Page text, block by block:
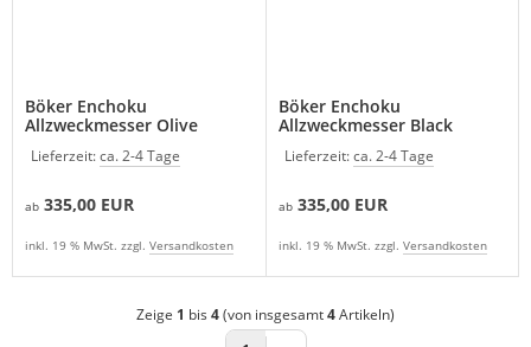
Böker Enchoku
Allzweckmesser Olive
Lieferzeit:ca. 2-4 Tage
ab 335,00 EUR
inkl. 19 % MwSt. zzgl. Versandkosten
Böker Enchoku
Allzweckmesser Black
Lieferzeit:ca. 2-4 Tage
ab 335,00 EUR
inkl. 19 % MwSt. zzgl. Versandkosten
Zeige 1 bis 4(von insgesamt4Artikeln)